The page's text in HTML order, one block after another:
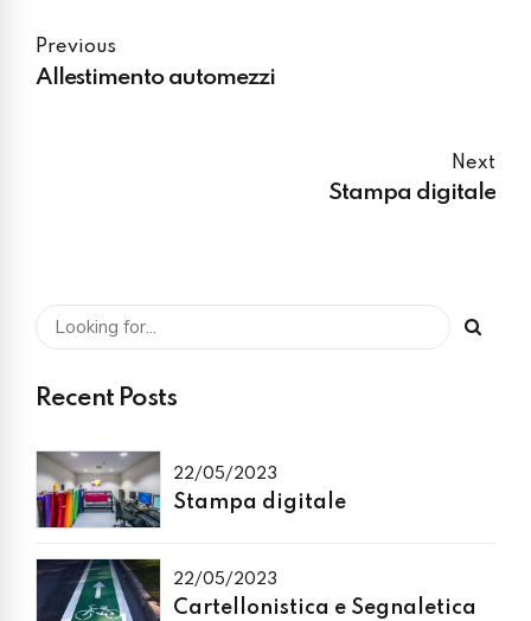
Previous
Allestimento automezzi
Next
Stampa digitale
Recent Posts
22/05/2023
Stampa digitale
22/05/2023
Cartellonistica e Segnaletica